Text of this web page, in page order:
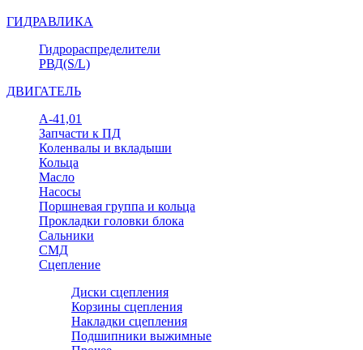
ГИДРАВЛИКА
Гидрораспределители
РВД(S/L)
ДВИГАТЕЛЬ
А-41,01
Запчасти к ПД
Коленвалы и вкладыши
Кольца
Масло
Насосы
Поршневая группа и кольца
Прокладки головки блока
Сальники
СМД
Сцепление
Диски сцепления
Корзины сцепления
Накладки сцепления
Подшипники выжимные